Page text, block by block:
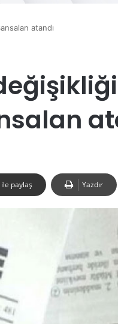
atandı
paylaş Yazdır